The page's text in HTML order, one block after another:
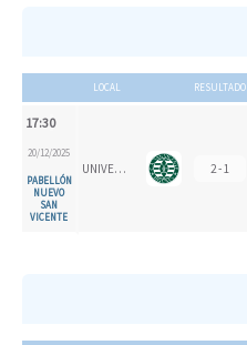
LOCAL RESULTADO
17:30
20/12/2025
PABELLÓN
NUEVO
SAN
VICENTE
UNIVERSITAT D'ALACANT - SAN VICENTE "B" 2 - 1